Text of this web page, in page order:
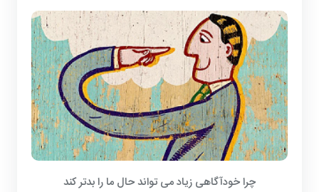
چرا خودآگاهی زیاد می تواند حال ما را بدتر کند